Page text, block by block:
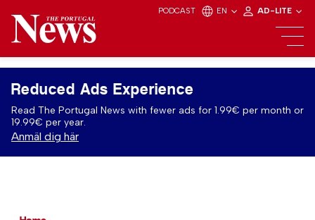
PODCAST EN AD-LITE
Reduced Ads Experience
Read The Portugal News with fewer ads for 1.99€ per month or
19.99€ per year.
Anmäl dig här